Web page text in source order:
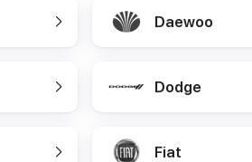
Daewoo
Dodge
Fiat